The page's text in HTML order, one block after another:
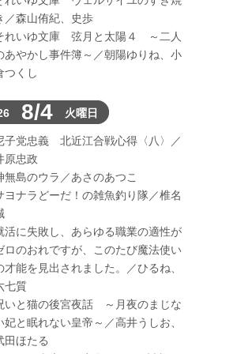
／森山侑紀、史歩
れいゆ文庫 弦月と太陽４ ～二人
あやかし事件簿～／朝陽ゆりね、小
つくし
8/4 火曜日
子党忠義 北近江合戦心得〈八〉／
原忠政
無島のウラ／あさのあつこ
ヨナラどーだ！の雑魚釣り隊／椎名
活に失敗し、あらゆる職業の適性が
ロのおれですが、このたび魔法使い
才能を見出されました。／ひるね、
七質
いと猫の後宮夜話 ～月夜のまじな
妃と眠れない皇帝～／高井うしお、
田ほたる